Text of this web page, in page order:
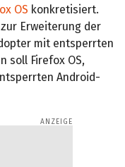
OS konkretisiert.
Erweiterung der
mit entsperrten
soll Firefox OS,
Android-